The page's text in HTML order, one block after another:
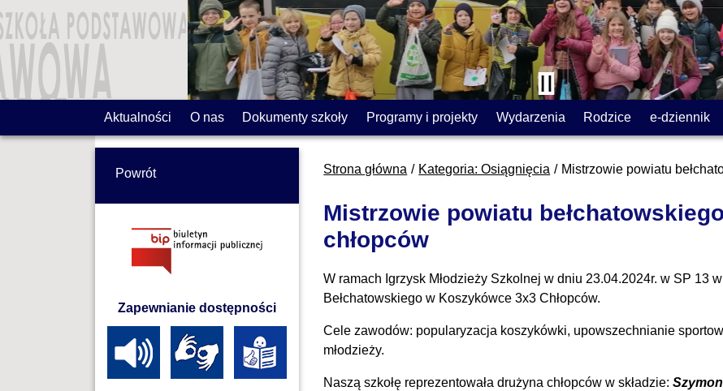
Aktualności O nas Dokumenty szkoły Programy i projekty Wydarzenia Rodzice e-dziennik
Strona główna Kategoria: Osiągnięcia Mistrzowie powiatu
Mistrzowie powiatu
chłopców
W ramach Igrzysk Młodzieży Szkolnej w dniu 23.04.2024r. w SP 13
Bełchatowskiego w Koszykówce 3x3 Chłopców.
Cele zawodów: popularyzacja koszykówki, upowszechnianie
młodzieży.
Naszą szkołę reprezentowała drużyna chłopców w składzie:
Powrót
Zapewnianie dostępności